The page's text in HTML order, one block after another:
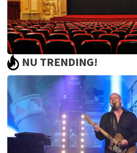
Saturday Night Fever
60reviews
BEKIJKEN
NU TRENDING!